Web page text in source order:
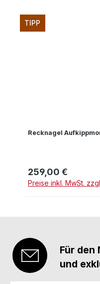
TIPP
Recknagel
Regulärer Preis:
259,00 €
Preise inkl. MwSt.
Für den
und